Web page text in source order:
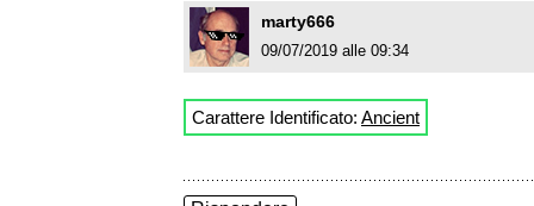
marty666
09/07/2019 alle 09:34
Carattere Identificato: Ancient